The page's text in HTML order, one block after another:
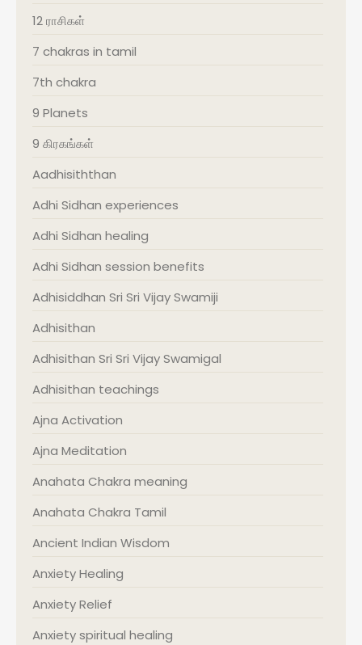
12 ராசிகள்
7 chakras in tamil
7th chakra
9 Planets
9 கிரகங்கள்
Aadhisiththan
Adhi Sidhan experiences
Adhi Sidhan healing
Adhi Sidhan session benefits
Adhisiddhan Sri Sri Vijay Swamiji
Adhisithan
Adhisithan Sri Sri Vijay Swamigal
Adhisithan teachings
Ajna Activation
Ajna Meditation
Anahata Chakra meaning
Anahata Chakra Tamil
Ancient Indian Wisdom
Anxiety Healing
Anxiety Relief
Anxiety spiritual healing